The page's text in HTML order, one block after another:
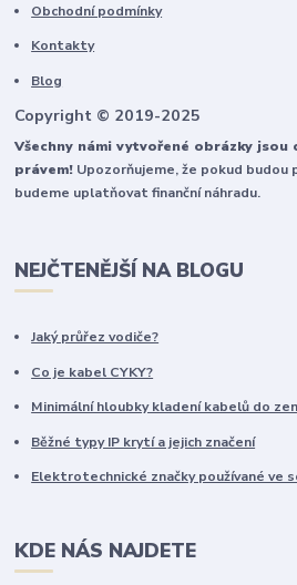
Obchodní podmínky
Kontakty
Blog
Copyright © 2019-2025
Všechny námi vytvořené obrázky jsou
právem! Upozorňujeme, že pokud budou
budeme uplatňovat finanční náhradu.
NEJČTENĚJŠÍ NA BLOGU
Jaký průřez vodiče?
Co je kabel CYKY?
Minimální hloubky kladení kabelů do
Běžné typy IP krytí a jejich značení
Elektrotechnické značky používané ve
KDE NÁS NAJDETE